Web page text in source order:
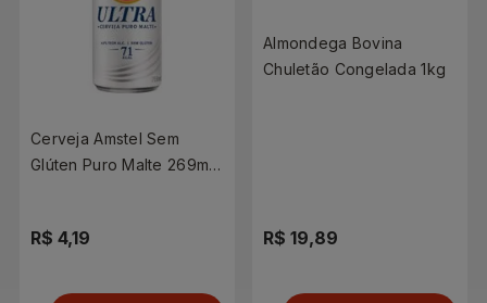
Cerveja Amstel Sem
Glúten Puro Malte 269ml
R$ 4,19
Almondega Bovina
Chuletão Congelada 1kg
R$ 19,89